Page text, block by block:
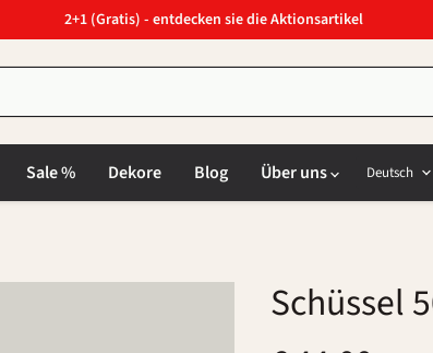
2+1 (Gratis) - entdecken sie die Aktionsartikel
Sale % Dekore Blog Über uns Deutsch
Schüssel